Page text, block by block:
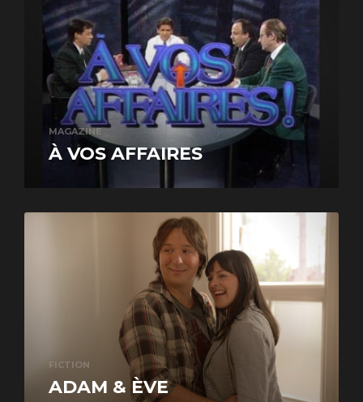
MAGAZINE
À VOS AFFAIRES
FICTION
ADAM & ÈVE